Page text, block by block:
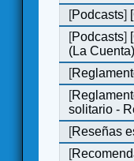
[Podcasts]
[Podcasts]
(La Cuenta)
[
[
solitario -
[Reseñas
[